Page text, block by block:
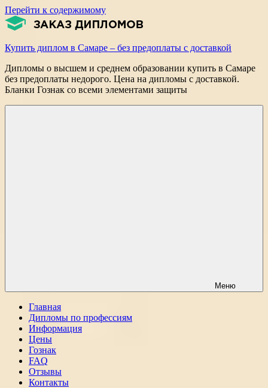
Перейти к содержимому
Купить диплом в Самаре – без предоплаты с доставкой
Дипломы о высшем и среднем образовании купить в Самаре
без предоплаты недорого. Цена на дипломы с доставкой.
Бланки Гознак со всеми элементами защиты
Меню
Главная
Дипломы по профессиям
Информация
Цены
Гознак
FAQ
Отзывы
Контакты